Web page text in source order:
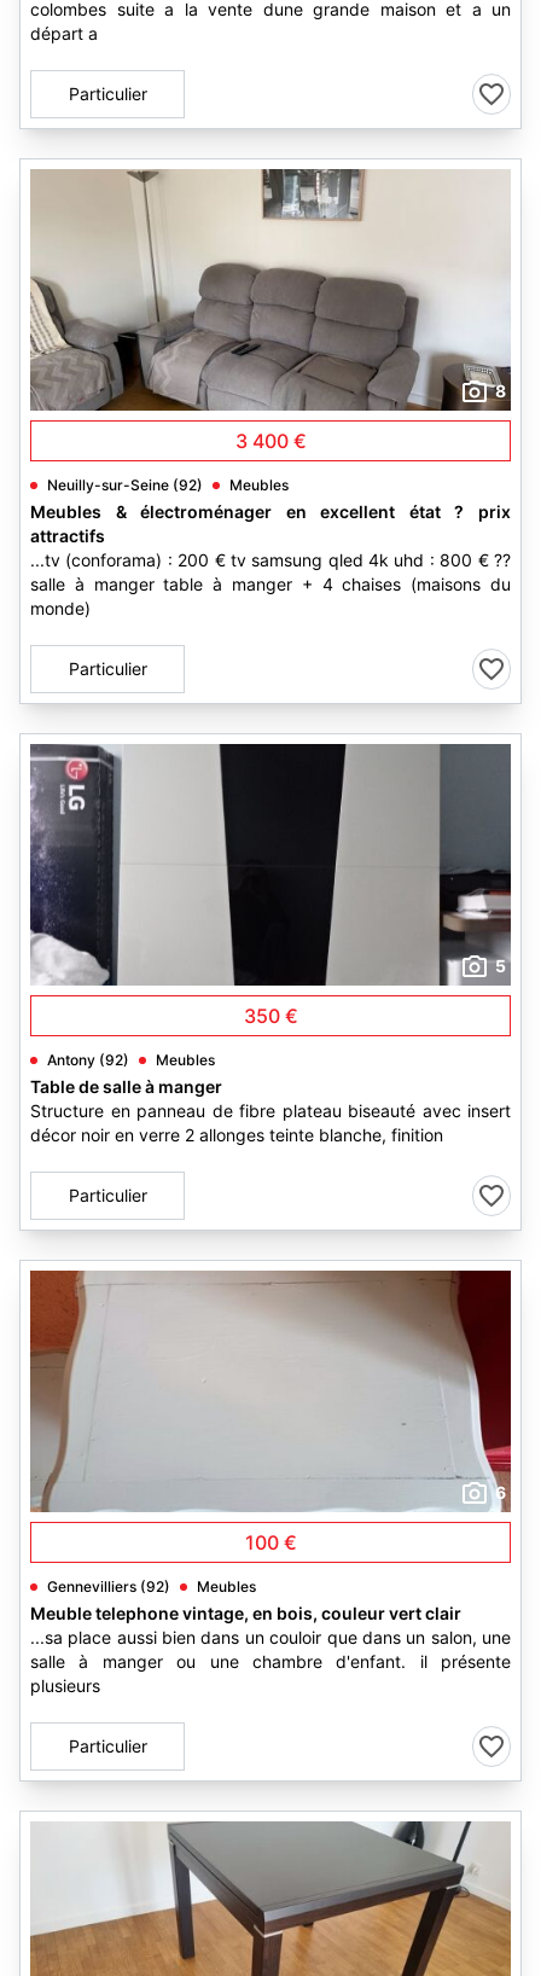
colombes suite a la vente dune grande maison et a un
départ a
Particulier
8
3 400 €
Neuilly-sur-Seine (92) Meubles
Meubles & électroménager en excellent état ? prix
attractifs
...tv (conforama) : 200 € tv samsung qled 4k uhd : 800 € ??
salle à manger table à manger + 4 chaises (maisons du
monde)
Particulier
5
350 €
Antony (92) Meubles
Table de salle à manger
Structure en panneau de fibre plateau biseauté avec insert
décor noir en verre 2 allonges teinte blanche, finition
Particulier
6
100 €
Gennevilliers (92) Meubles
Meuble telephone vintage, en bois, couleur vert clair
...sa place aussi bien dans un couloir que dans un salon, une
salle à manger ou une chambre d'enfant. il présente
plusieurs
Particulier